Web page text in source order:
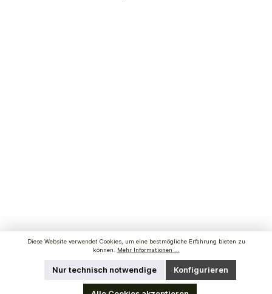
Diese Website verwendet Cookies, um eine bestmögliche Erfahrung bieten zu
können.
Mehr Informationen ...
Nur technisch notwendige Konfigurieren